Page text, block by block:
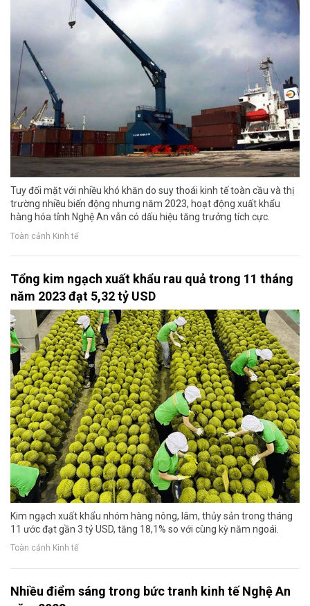
Tuy đối mặt với nhiều khó khăn do suy thoái kinh tế toàn cầu và thị
trường nhiều biến động nhưng năm 2023, hoạt động xuất khẩu
hàng hóa tỉnh Nghệ An vẫn có dấu hiệu tăng trưởng tích cực.
Toàn cảnh Kinh tế
Tổng kim ngạch xuất khẩu rau quả trong 11 tháng
năm 2023 đạt 5,32 tỷ USD
Kim ngạch xuất khẩu nhóm hàng nông, lâm, thủy sản trong tháng
11 ước đạt gần 3 tỷ USD, tăng 18,1% so với cùng kỳ năm ngoái.
Toàn cảnh Kinh tế
Nhiều điểm sáng trong bức tranh kinh tế Nghệ An